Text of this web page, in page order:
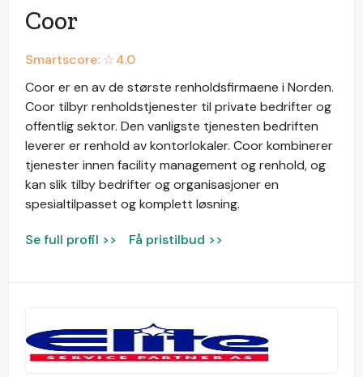
Coor
Smartscore: ☆4.0
Coor er en av de største renholdsfirmaene i Norden.
Coor tilbyr renholdstjenester til private bedrifter og
offentlig sektor. Den vanligste tjenesten bedriften
leverer er renhold av kontorlokaler. Coor kombinerer
tjenester innen facility management og renhold, og
kan slik tilby bedrifter og organisasjoner en
spesialtilpasset og komplett løsning.
Se full profil >> Få pristilbud >>